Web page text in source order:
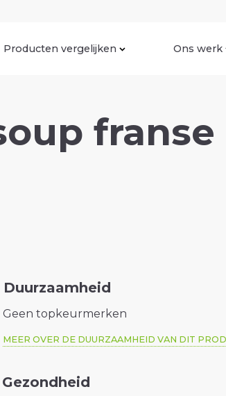
Producten vergelijken Ons werk
franse
Duurzaamheid
Geen topkeurmerken
MEER OVER DE DUURZAAMHEID VAN DIT
Gezondheid